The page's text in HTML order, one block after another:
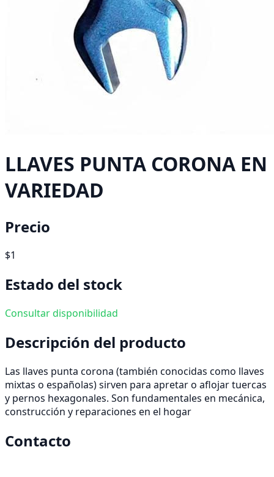
LLAVES PUNTA CORONA EN
VARIEDAD
Precio
$1
Estado del stock
Consultar disponibilidad
Descripción del producto
Las llaves punta corona (también conocidas como llaves
mixtas o españolas) sirven para apretar o aflojar tuercas
y pernos hexagonales. Son fundamentales en mecánica,
construcción y reparaciones en el hogar
Contacto